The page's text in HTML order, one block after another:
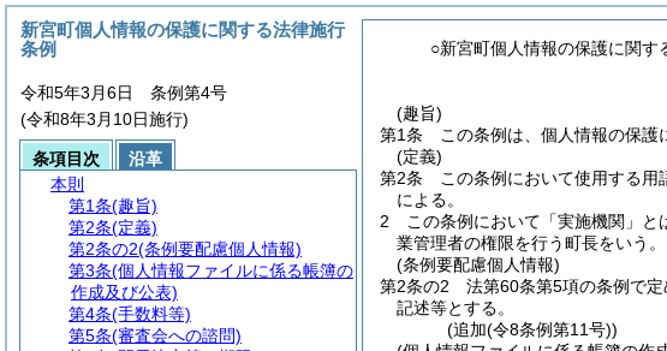
○新宮町個人情報の保護に関す
(趣旨)
第1条
この条例は、個人情報の保護
(定義)
第2条
この条例において使用する
による。
2
この条例において「実施機関」
業管理者の権限を行う町長をいう。
(条例要配慮個人情報)
第2条の2
法第60条第5項の条例で
記述等とする。
(追加(令8条例第11号))
新宮町個人情報の保護に関する法律施行
条例
令和5年3月6日 条例第4号
(令和8年3月10日施行)
条項目次
沿革
本則
第1条(趣旨)
第2条(定義)
第2条の2(条例要配慮個人情報)
第3条(個人情報ファイルに係る帳簿の
作成及び公表)
第4条(手数料等)
第5条(審査会への諮問)